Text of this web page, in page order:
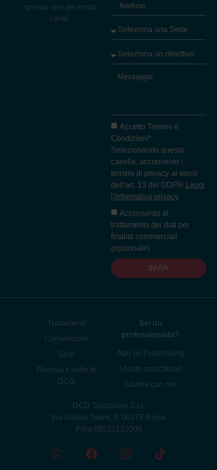
presso uno dei nostri
centri.
Accetto Termini e
Condizioni*
Selezionando questa
casella, acconsento i
termini di privacy ai sensi
dell'art. 13 del GDPR
Leggi
l'informativa privacy
Acconsento al
trattamento dei dati per
finalità commerciali
(opzionale)
INVIA
DCD Tuscolano S.r.l.
Via Statilio Tauro, 9, 00175 Roma
P.Iva 06522131009
Trattamenti
Convenzioni
Sedi
Diventa il volto di
DCD
Sei un
professionista?
Apri un Franchising
I nostri macchinari
Lavora con noi